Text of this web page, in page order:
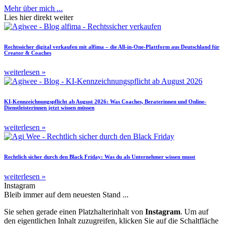
Mehr über mich ...
Lies hier direkt weiter
Rechtssicher digital verkaufen mit alfima – die All-in-One-Plattform aus Deutschland für
Creator & Coaches
weiterlesen »
KI-Kennzeichnungspflicht ab August 2026: Was Coaches, Beraterinnen und Online-
Dienstleisterinnen jetzt wissen müssen
weiterlesen »
Rechtlich sicher durch den Black Friday: Was du als Unternehmer wissen musst
weiterlesen »
Instagram
Bleib immer auf dem neuesten Stand ...
Sie sehen gerade einen Platzhalterinhalt von Instagram. Um auf
den eigentlichen Inhalt zuzugreifen, klicken Sie auf die Schaltfläche